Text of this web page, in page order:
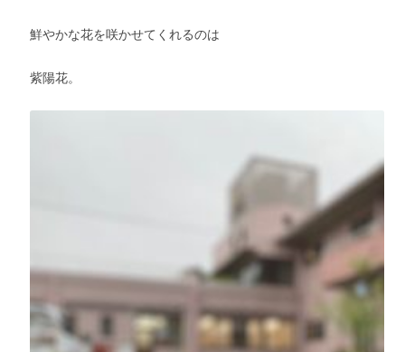
鮮やかな花を咲かせてくれるのは
紫陽花。